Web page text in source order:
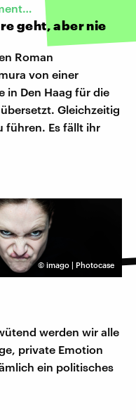
geht, aber nie
Roman
von einer
in Den Haag für die
Gleichzeitig
führen. Es fällt ihr
© imago | Photocase
werden wir alle
private Emotion
ein politisches